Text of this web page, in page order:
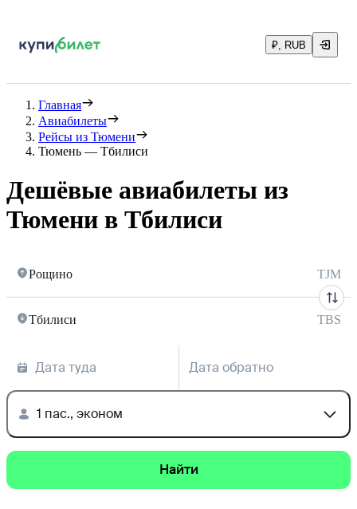
₽, RUB
Главная
Авиабилеты
Рейсы из Тюмени
Тюмень — Тбилиси
Дешёвые авиабилеты из
Тюмени в Тбилиси
Рощино TJM
Тбилиси TBS
Дата туда Дата обратно
1 пас., эконом
Найти